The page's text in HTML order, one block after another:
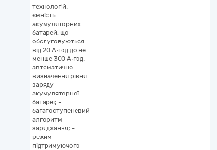
технологій; -
ємність
акумуляторних
батарей, що
обслуговуються:
від 20 А·год до не
менше 300 А·год; -
автоматичне
визначення рівня
заряду
акумуляторної
батареї; -
багатоступеневий
алгоритм
заряджання; -
режим
підтримуючого